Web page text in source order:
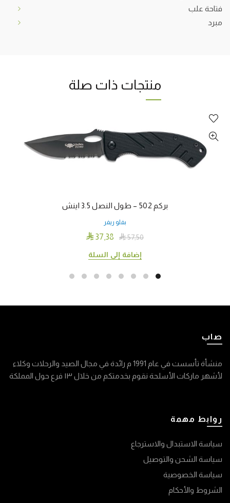
فتاحة علب
مبرد
منتجات ذات صلة
بركم 502 – طول النصل 3.5 اينش
بفلو ريفر

57٫50  37٫38
إضافة إلى السلة
صاب
منشأة تأسست في عام 1991 م رائدة في مجال الصيد والرحلات وكلاء
لأشهر ماركات الأسلحة نقوم بخدمتكم من خلال ١٣ فرع حول المملكة
روابط مهمة
سياسة الاستبدال والاسترجاع
سياسة الشحن والتوصيل
سياسة الخصوصية
الشروط والأحكام